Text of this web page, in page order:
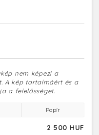
nem képezi a
A kép tartalmáért és a
a felelősséget.
Papír
2 500 HUF